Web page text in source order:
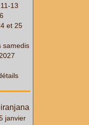
13
et 25
samedis
janvier